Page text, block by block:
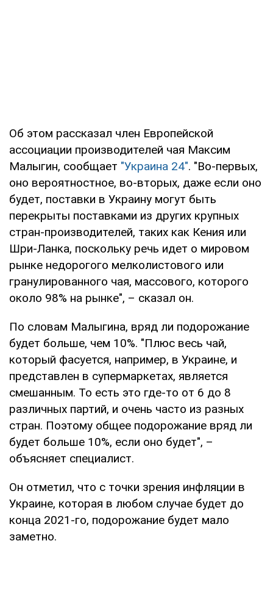
Об этом рассказал член Европейской
ассоциации производителей чая Максим
Малыгин, сообщает "Украина 24". "Во-первых,
оно вероятностное, во-вторых, даже если оно
будет, поставки в Украину могут быть
перекрыты поставками из других крупных
стран-производителей, таких как Кения или
Шри-Ланка, поскольку речь идет о мировом
рынке недорогого мелколистового или
гранулированного чая, массового, которого
около 98% на рынке", – сказал он.
По словам Малыгина, вряд ли подорожание
будет больше, чем 10%. "Плюс весь чай,
который фасуется, например, в Украине, и
представлен в супермаркетах, является
смешанным. То есть это где-то от 6 до 8
различных партий, и очень часто из разных
стран. Поэтому общее подорожание вряд ли
будет больше 10%, если оно будет", –
объясняет специалист.
Он отметил, что с точки зрения инфляции в
Украине, которая в любом случае будет до
конца 2021-го, подорожание будет мало
заметно.